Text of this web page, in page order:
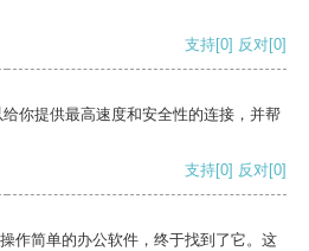
支持[0] 反对[0]
你提供最高速度和安全性的连接，并帮
支持[0] 反对[0]
作简单的办公软件，终于找到了它。这